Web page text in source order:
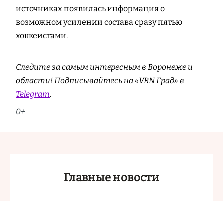
источниках появилась информация о
возможном усилении состава сразу пятью
хоккеистами.
Следите за самым интересным в Воронеже и
области! Подписывайтесь на «VRN Град» в
Telegram.
0+
Главные новости